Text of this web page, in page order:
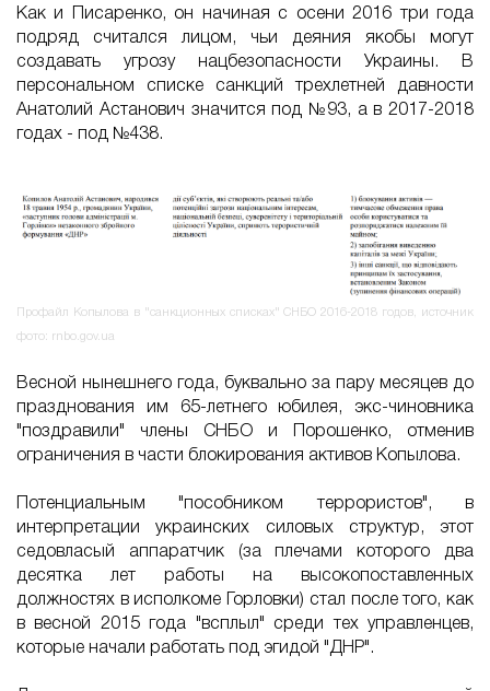
Как и Писаренко, он начиная с осени 2016 три года
подряд считался лицом, чьи деяния якобы могут
создавать угрозу нацбезопасности Украины. В
персональном списке санкций трехлетней давности
Анатолий Астанович значится под №93, а в 2017-2018
годах - под №438.
Профайл Копылова в "санкционных списках" СНБО 2016-2018 годов, источник
фото: rnbo.gov.ua
Весной нынешнего года, буквально за пару месяцев до
празднования им 65-летнего юбилея, экс-чиновника
"поздравили" члены СНБО и Порошенко, отменив
ограничения в части блокирования активов Копылова.
Потенциальным "пособником террористов", в
интерпретации украинских силовых структур, этот
седовласый аппаратчик (за плечами которого два
десятка лет работы на высокопоставленных
должностях в исполкоме Горловки) стал после того, как
в весной 2015 года "всплыл" среди тех управленцев,
которые начали работать под эгидой "ДНР".